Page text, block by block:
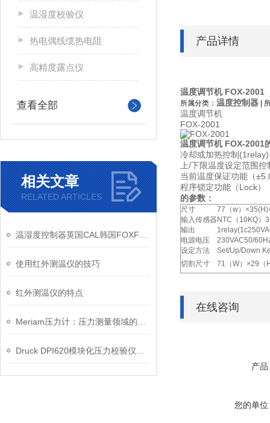
产品详情
温度调节机 FOX-2001
所属分类： 温度控制器 |
温度调节机
FOX-2001
温度调节机 FOX-2001
冷却或加
上/下限温
当前温度
程序锁定功能（Lock）
的参数：
尺寸
77（w）
输入传感器 NTC（10KQ）
输出
电源电压
230VAC50/
设定方法
Set/Up/Down
切割尺寸
71（W）×29（
在线咨询
产品
您的单位
温湿度校验仪
热电偶线缆热电阻
高精度露点仪
查看全部
相关文章
RELATED ARTICLES
使用红外测温仪的技巧
红外测温仪的特点